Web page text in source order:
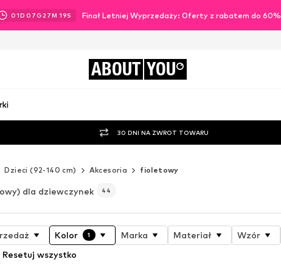
01D 07 G 27M 17S Finał Letniej Wyprzedaży: Oferty z rabatem do 60%
ABOUT YOU
30 DNI NA ZWROT TOWARU
Dzieci (92-140 cm) Akcesoria fioletowy
dla dziewczynek 44
Kolor 1 Marka Materiał Wzór
Resetuj wszystko